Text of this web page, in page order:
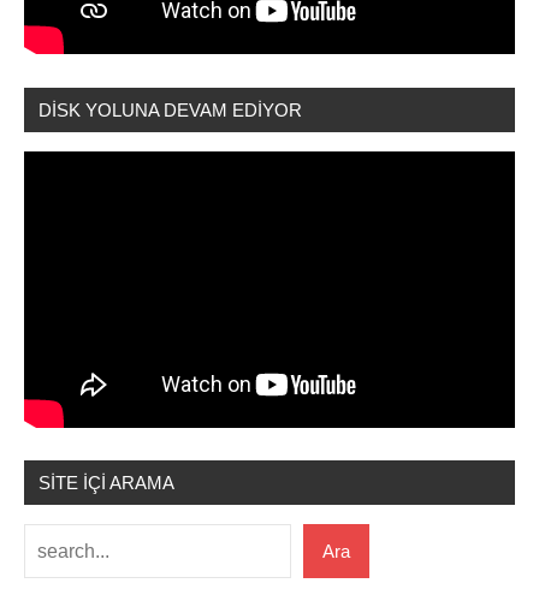
DİSK YOLUNA DEVAM EDİYOR
SİTE İÇİ ARAMA
Ara